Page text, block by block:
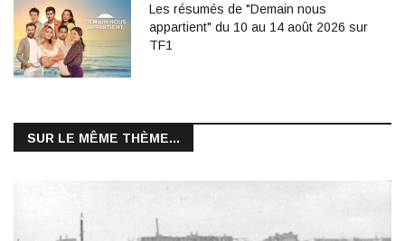
Les résumés de "Demain nous
appartient" du 10 au 14 août 2026 sur
TF1
SUR LE MÊME THÈME...